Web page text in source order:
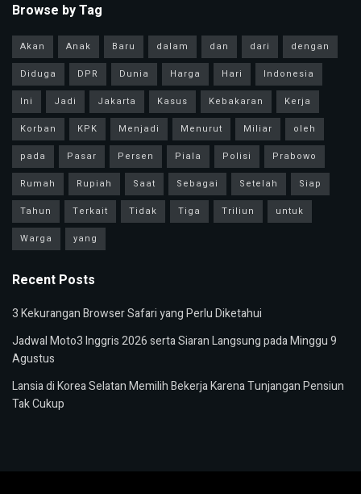
Browse by Tag
Akan Anak Baru dalam dan dari
dengan
Diduga
DPR Dunia Harga Hari
Indonesia
Ini
Jadi Jakarta Kasus Kebakaran
Kerja
Korban
KPK Menjadi Menurut Miliar
oleh
pada
Pasar Persen Piala Polisi
Prabowo
Rumah
Rupiah Saat Sebagai Setelah
Siap
Tahun
Terkait Tidak Tiga Triliun
untuk
Warga
yang
Recent Posts
3 Kekurangan Browser Safari yang Perlu Diketahui
Jadwal Moto3 Inggris 2026 serta Siaran Langsung pada Minggu 9
Agustus
Lansia di Korea Selatan Memilih Bekerja Karena Tunjangan Pensiun
Tak Cukup